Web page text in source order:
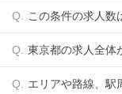
この条件の求人数
東京都の求人全体
エリアや路線、駅